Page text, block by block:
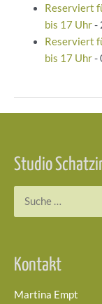
Reserviert
bis 17 Uhr-
Reserviert
bis 17 Uhr-
Studio
Kontakt
Martina Empt